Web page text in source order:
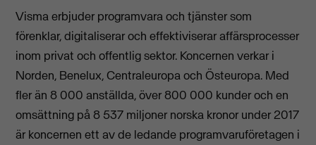
Visma erbjuder programvara och tjänster som
förenklar, digitaliserar och effektiviserar affärsprocesser
inom privat och offentlig sektor. Koncernen verkar i
Norden, Benelux, Centraleuropa och Östeuropa. Med
fler än 8 000 anställda, över 800 000 kunder och en
omsättning på 8 537 miljoner norska kronor under 2017
är koncernen ett av de ledande programvaruföretagen i